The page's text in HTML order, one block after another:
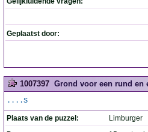
Geplaatst door:
1007397 Grond voor een rund en
....S
Plaats van de puzzel:
Limburger